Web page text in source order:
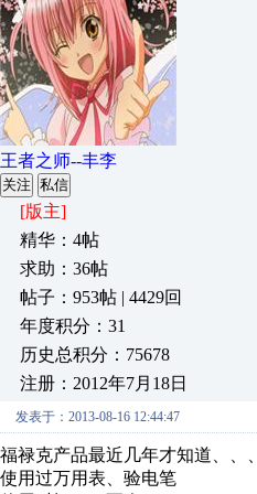
王者之师--丰李
关注 私信
[版主]
精华：4帖
求助：36帖
帖子：953帖 | 4429回
年度积分：31
历史总积分：75678
注册：2012年7月18日
发表于：2013-08-16 12:44:47
福禄克产品最近几年才知道、、、
使用过万用表、验电笔